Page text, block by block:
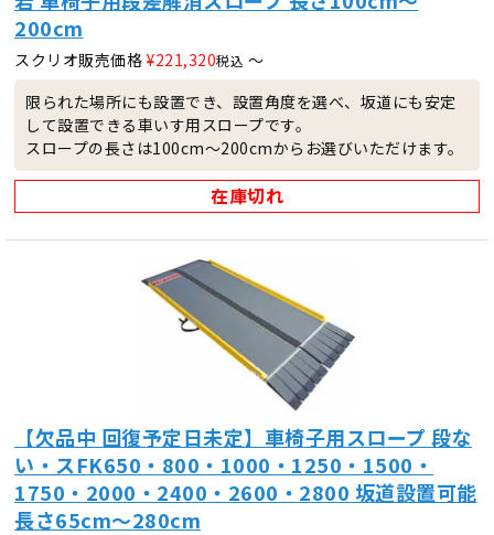
200cm
スクリオ販売価格 ¥221,320税込 〜
限られた場所にも設置でき、設置角度を選べ、坂道にも安定
して設置できる車いす用スロープです。
スロープの長さは100cm～200cmからお選びいただけます。
在庫切れ
【欠品中 回復予定日未定】車椅子用スロープ 段な
い・スFK650・800・1000・1250・1500・
1750・2000・2400・2600・2800 坂道設置可能
長さ65cm～280cm